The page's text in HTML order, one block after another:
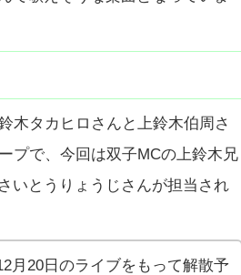
木タカヒロさんと上鈴木伯周さ
プで、今回は双子MCの上鈴木兄
いとうりょうじさんが担当され
月20日のライブをもって解散予